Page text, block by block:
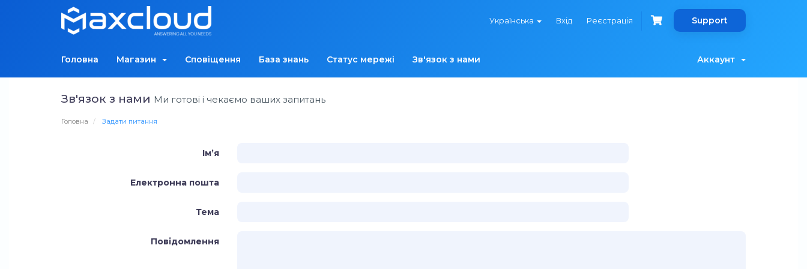
Українська Вхід Реєстрація Support
Головна Магазин Сповіщення База знань Статус мережі Зв'язок з нами Аккаунт
Зв'язок з нами Ми готові і чекаємо ваших запитань
Головна Задати питання
Ім’я
Електронна пошта
Тема
Повідомлення